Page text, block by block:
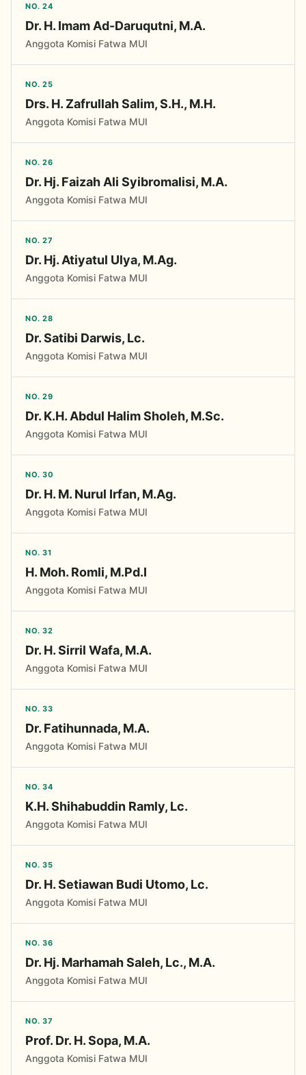
NO. 24
Dr. H. Imam Ad-Daruqutni, M.A.
Anggota Komisi Fatwa MUI
NO. 25
Drs. H. Zafrullah Salim, S.H., M.H.
Anggota Komisi Fatwa MUI
NO. 26
Dr. Hj. Faizah Ali Syibromalisi, M.A.
Anggota Komisi Fatwa MUI
NO. 27
Dr. Hj. Atiyatul Ulya, M.Ag.
Anggota Komisi Fatwa MUI
NO. 28
Dr. Satibi Darwis, Lc.
Anggota Komisi Fatwa MUI
NO. 29
Dr. K.H. Abdul Halim Sholeh, M.Sc.
Anggota Komisi Fatwa MUI
NO. 30
Dr. H. M. Nurul Irfan, M.Ag.
Anggota Komisi Fatwa MUI
NO. 31
H. Moh. Romli, M.Pd.I
Anggota Komisi Fatwa MUI
NO. 32
Dr. H. Sirril Wafa, M.A.
Anggota Komisi Fatwa MUI
NO. 33
Dr. Fatihunnada, M.A.
Anggota Komisi Fatwa MUI
NO. 34
K.H. Shihabuddin Ramly, Lc.
Anggota Komisi Fatwa MUI
NO. 35
Dr. H. Setiawan Budi Utomo, Lc.
Anggota Komisi Fatwa MUI
NO. 36
Dr. Hj. Marhamah Saleh, Lc., M.A.
Anggota Komisi Fatwa MUI
NO. 37
Prof. Dr. H. Sopa, M.A.
Anggota Komisi Fatwa MUI